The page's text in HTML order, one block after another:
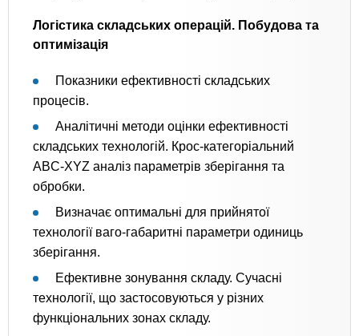
Логістика складських операцій. Побудова та
оптимізація
Показники ефективності складських
процесів.
Аналітичні методи оцінки ефективності
складських технологій. Крос-категоріальний
ABC-XYZ аналіз параметрів зберігання та
обробки.
Визначає оптимальні для прийнятої
технології ваго-габаритні параметри одиниць
зберігання.
Ефективне зонування складу. Сучасні
технології, що застосовуються у різних
функціональних зонах складу.